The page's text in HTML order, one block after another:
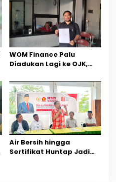
‎WOM Finance Palu
Diadukan Lagi ke OJK,
Pelelangan Kini
Penarikan Kendaraan
Dipersoalkan ‎
Air Bersih hingga
Sertifikat Huntap Jadi